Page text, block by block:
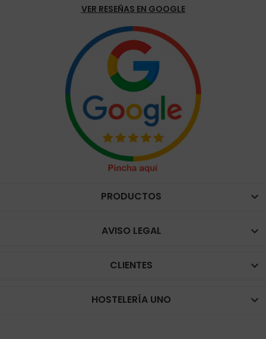
VER RESEÑAS EN GOOGLE
PRODUCTOS 
AVISO LEGAL 
CLIENTES 
HOSTELERÍA UNO 